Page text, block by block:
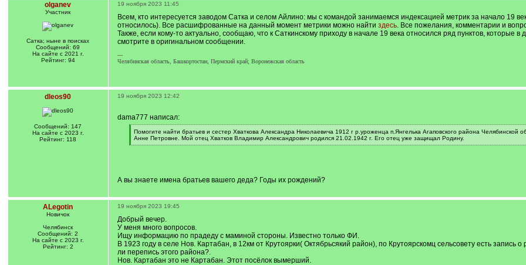
olganev
Участник
Сатка; ныне в поисках
Сообщений: 69
На сайте с 2021 г.
Рейтинг: 94
19 ноября 2023 11:45
Всем, кто интересуется заводом Сатка и селом Айлино: мы с командой занимаемся индексацией метрик за начало 19
относилось). Все расшифрованные на данный момент метрики можно найти здесь. Все пожелания, комментарии и
Также, если кому-то актуально, сообщаю, что к Саткинскому приходу в начале 19 века относился ряд пунктов,
смотрите в оригинальном сообщении.
---
Челябинская область, Башкортостан, Пермский край; Воронежская область
dleos90
Сообщений: 147
На сайте с 2023 г.
Рейтинг: 118
19 ноября 2023 12:42
dama777 написал:
[
q
]
Помогите найти братьев и сестер Хваткова Александра Николаевича 1912 г р.уроженца п.Янгелька Агаповского района
Анне Петровне. Мой отец Хватков Владимир Александрович родился 21.02.1942 г. Его отец уже защищал Родину.
[
А вы знаете имена братьев вашего деда? Годы их рождений?
ALegotin
Новичок
Челябинск
Сообщений: 2
На сайте с 2023 г.
Рейтинг: 2
19 ноября 2023 19:45
Добрый вечер.
У меня много вопросов.
Ищу информацию по прадеду с маминой стороны. Известно только ФИ.
В 1923 году в селе Нов. Картабан, в 12км от Крутоярки( Октябрьсякий район), по Крутоярскомц сельсовету есть запись
ли перепись этого района?.
Нов. Картабан это не Картабан. Этот посёлок вымерший.